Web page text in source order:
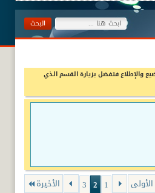
والإطلاع فتفضل بزيارة القسم الذي
الأولى 1
2
3 الأخيرة